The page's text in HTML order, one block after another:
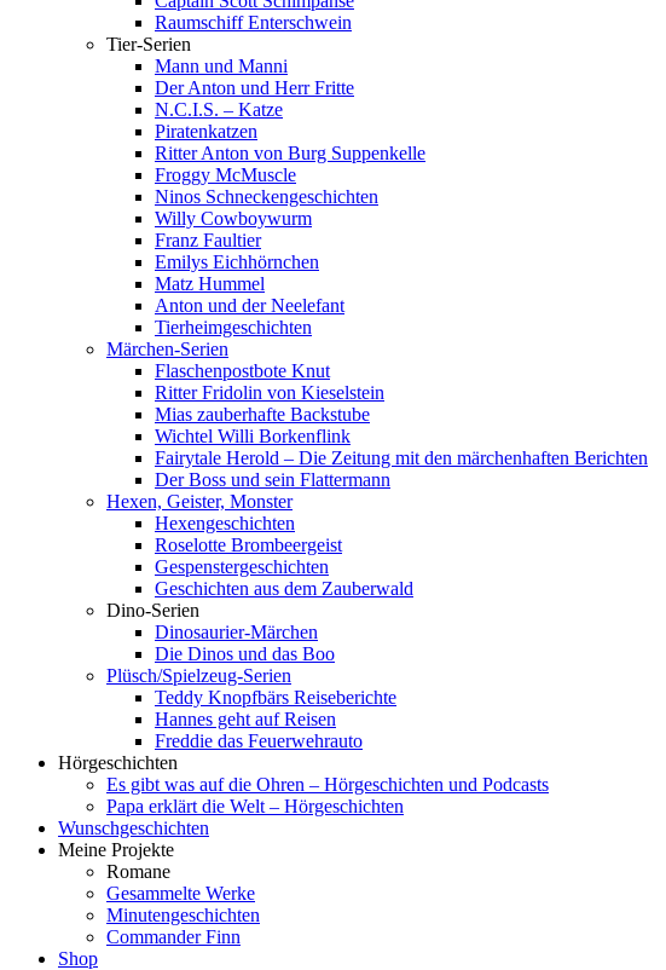
Raumschiff Enterschwein
Tier-Serien
Mann und Manni
Der Anton und Herr Fritte
N.C.I.S. – Katze
Piratenkatzen
Ritter Anton von Burg Suppenkelle
Froggy McMuscle
Ninos Schneckengeschichten
Willy Cowboywurm
Franz Faultier
Emilys Eichhörnchen
Matz Hummel
Anton und der Neelefant
Tierheimgeschichten
Märchen-Serien
Flaschenpostbote Knut
Ritter Fridolin von Kieselstein
Mias zauberhafte Backstube
Wichtel Willi Borkenflink
Fairytale Herold – Die Zeitung mit den märchenhaften Berichten
Der Boss und sein Flattermann
Hexen, Geister, Monster
Hexengeschichten
Roselotte Brombeergeist
Gespenstergeschichten
Geschichten aus dem Zauberwald
Dino-Serien
Dinosaurier-Märchen
Die Dinos und das Boo
Plüsch/Spielzeug-Serien
Teddy Knopfbärs Reiseberichte
Hannes geht auf Reisen
Freddie das Feuerwehrauto
Hörgeschichten
Es gibt was auf die Ohren – Hörgeschichten und Podcasts
Papa erklärt die Welt – Hörgeschichten
Wunschgeschichten
Meine Projekte
Romane
Gesammelte Werke
Minutengeschichten
Commander Finn
Shop